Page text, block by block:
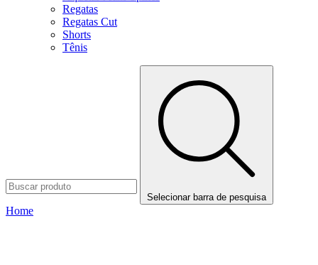
Regatas
Regatas Cut
Shorts
Tênis
Selecionar barra de pesquisa
Home